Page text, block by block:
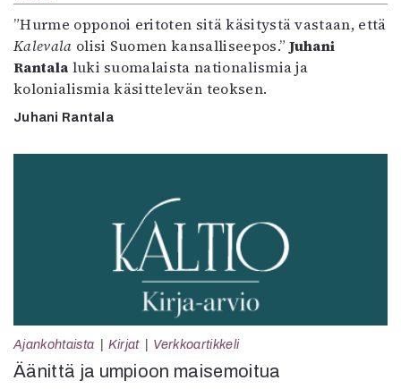
”Hurme opponoi eritoten sitä käsitystä vastaan, että
Kalevala olisi Suomen kansalliseepos.”Juhani
Rantala luki suomalaista nationalismia ja
kolonialismia käsittelevän teoksen.
Juhani Rantala
Ajankohtaista Kirjat Verkkoartikkeli
Äänittä ja umpioon maisemoitua